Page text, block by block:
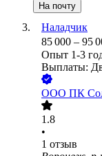
На почту
Наладчик
85 000 – 95
Опыт 1-3
Выплаты:
ООО ПК
1.8
•
1 отзыв